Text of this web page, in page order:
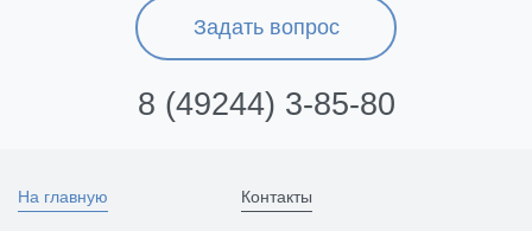
Задать вопрос
8 (49244) 3-85-80
На главную Контакты